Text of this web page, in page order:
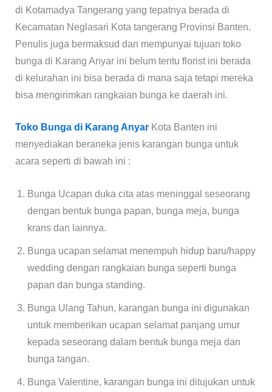
di Kotamadya Tangerang yang tepatnya berada di
Kecamatan Neglasari Kota tangerang Provinsi Banten.
Penulis juga bermaksud dan mempunyai tujuan toko
bunga di Karang Anyar ini belum tentu florist ini berada
di kelurahan ini bisa berada di mana saja tetapi mereka
bisa mengirimkan rangkaian bunga ke daerah ini.
Toko Bunga di Karang AnyarKota Banten ini
menyediakan beraneka jenis karangan bunga untuk
acara seperti di bawah ini :
Bunga Ucapan duka cita atas meninggal seseorang
dengan bentuk bunga papan, bunga meja, bunga
krans dan lainnya.
Bunga ucapan selamat menempuh hidup baru/happy
wedding dengan rangkaian bunga seperti bunga
papan dan bunga standing.
Bunga Ulang Tahun, karangan bunga ini digunakan
untuk memberikan ucapan selamat panjang umur
kepada seseorang dalam bentuk bunga meja dan
bunga tangan.
Bunga Valentine, karangan bunga ini ditujukan untuk